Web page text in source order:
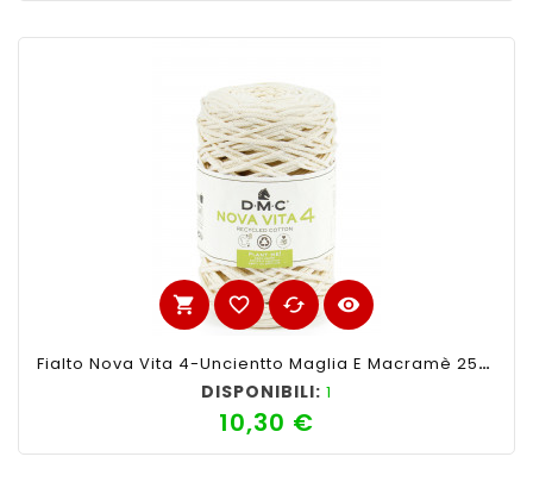
shopping_cart favorite_border cached visibility
Fialto Nova Vita 4-Uncientto Maglia E Macramè 250gr 200mt-Ferri Consigliati N°4-Colore Avorio
DISPONIBILI: 1
10,30 €